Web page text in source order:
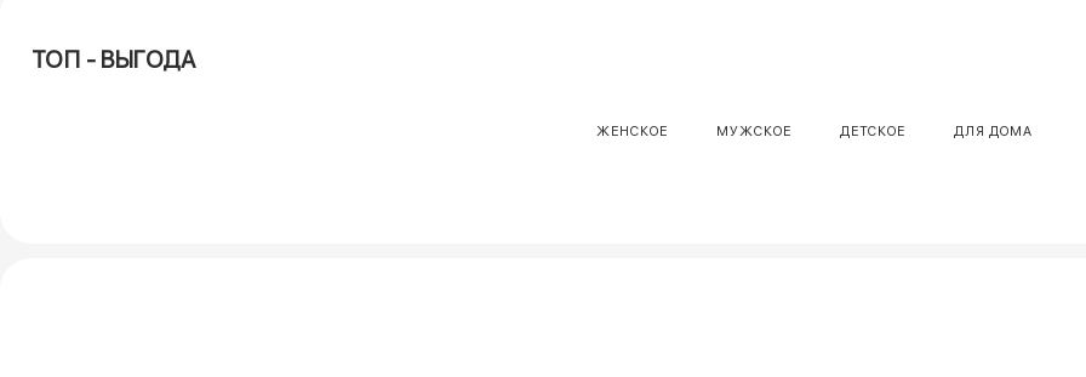
ТОП - ВЫГОДА
ЖЕНСКОЕ МУЖСКОЕ ДЕТСКОЕ ДЛЯ ДОМА